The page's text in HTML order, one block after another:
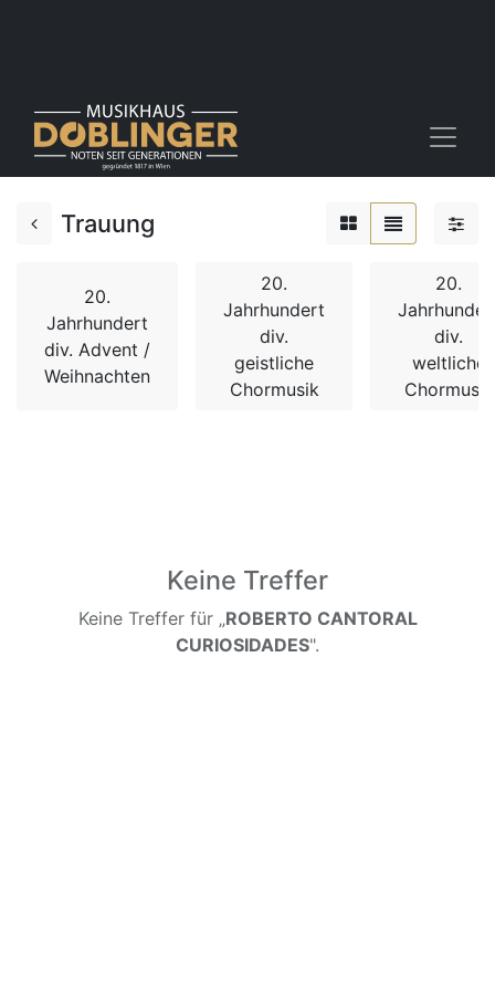
Trauung
20.
Jahrhundert
div. Advent /
Weihnachten
20.
Jahrhundert
div.
geistliche
Chormusik
20.
div.
weltliche
Chormusik
Keine Treffer
Keine Treffer für „ROBERTO CANTORAL
CURIOSIDADES".